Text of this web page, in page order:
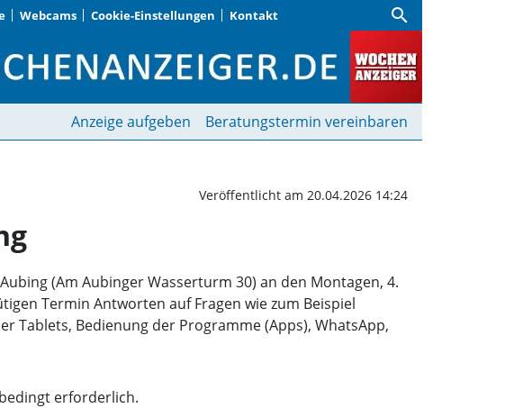
Webcams Cookie-Einstellungen Kontakt search
im ASZ Aubing
Anzeige aufgeben Beratungstermin vereinbaren
Veröffentlicht am 20.04.2026 14:24
(Am Aubinger Wasserturm 30) an den Montagen, 4.
Termin Antworten auf Fragen wie zum Beispiel
Tablets, Bedienung der Programme (Apps), WhatsApp,
erforderlich.